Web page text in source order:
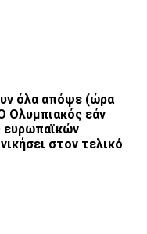
όλα απόψε (ώρα
Ολυμπιακός εάν
ευρωπαϊκών
στον τελικό